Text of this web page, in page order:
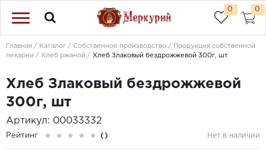
0 0
Главная Каталог Собственное производство
Продукция собственной
пекарни
Хлеб ржаной Хлеб Злаковый бездрожжевой 300г, шт
Хлеб Злаковый бездрожжевой
300г, шт
Артикул: 00033332
Рейтинг () Нет в наличии